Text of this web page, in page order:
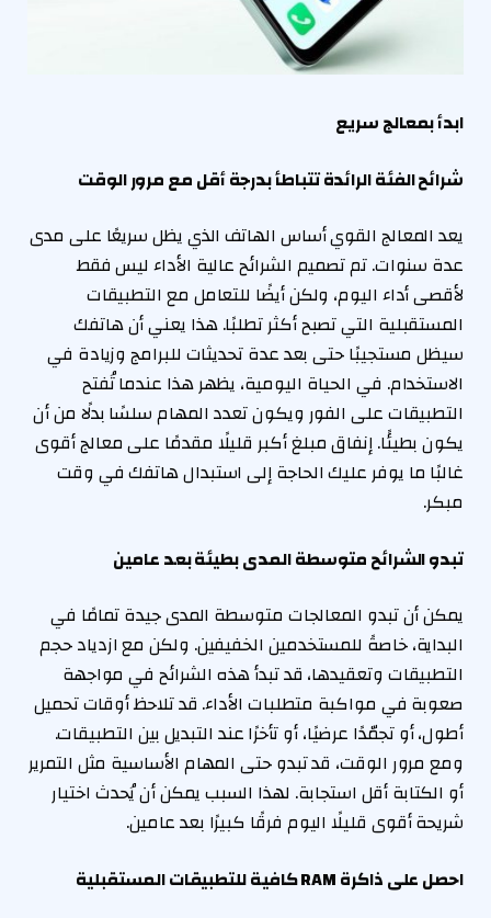
ابدأ بمعالج سريع
شرائح الفئة الرائدة تتباطأ بدرجة أقل مع مرور الوقت
يعد المعالج القوي أساس الهاتف الذي يظل سريعًا على مدى
عدة سنوات. تم تصميم الشرائح عالية الأداء ليس فقط
لأقصى أداء اليوم، ولكن أيضًا للتعامل مع التطبيقات
المستقبلية التي تصبح أكثر تطلبًا. هذا يعني أن هاتفك
سيظل مستجيبًا حتى بعد عدة تحديثات للبرامج وزيادة في
الاستخدام. في الحياة اليومية، يظهر هذا عندما تُفتح
التطبيقات على الفور ويكون تعدد المهام سلسًا بدلًا من أن
يكون بطيئًا. إنفاق مبلغ أكبر قليلًا مقدمًا على معالج أقوى
غالبًا ما يوفر عليك الحاجة إلى استبدال هاتفك في وقت
مبكر.
تبدو الشرائح متوسطة المدى بطيئة بعد عامين
يمكن أن تبدو المعالجات متوسطة المدى جيدة تمامًا في
البداية، خاصةً للمستخدمين الخفيفين. ولكن مع ازدياد حجم
التطبيقات وتعقيدها، قد تبدأ هذه الشرائح في مواجهة
صعوبة في مواكبة متطلبات الأداء. قد تلاحظ أوقات تحميل
أطول، أو تجمّدًا عرضيًا، أو تأخرًا عند التبديل بين التطبيقات.
ومع مرور الوقت، قد تبدو حتى المهام الأساسية مثل التمرير
أو الكتابة أقل استجابة. لهذا السبب يمكن أن يُحدث اختيار
شريحة أقوى قليلًا اليوم فرقًا كبيرًا بعد عامين.
احصل على ذاكرة RAM كافية للتطبيقات المستقبلية